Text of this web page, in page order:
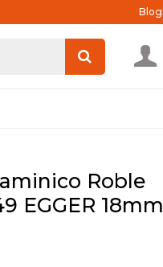
Blog
Roble
EGGER 18mm